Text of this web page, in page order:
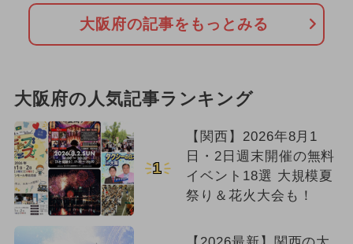
大阪府の記事をもっとみる
大阪府の人気記事ランキング
1
【関西】2026年8月1
日・2日週末開催の無料
イベント18選 大規模夏
祭り＆花火大会も！